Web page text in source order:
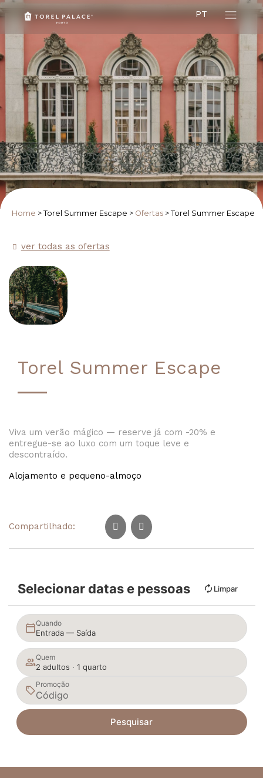
PT
Home > Torel Summer Escape > Ofertas > Torel Summer Escape
ver todas as ofertas
Torel Summer Escape
Viva um verão mágico — reserve já com -20% e
entregue-se ao luxo com um toque leve e
descontraído.
Alojamento e pequeno-almoço
Compartilhado:
Selecionar datas e pessoas Limpar
Quando
Entrada — Saída
Quem
2 adultos · 1 quarto
Promoção
Pesquisar